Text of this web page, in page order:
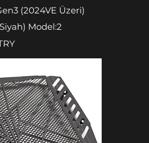
(2024VE Üzeri)
Model:2